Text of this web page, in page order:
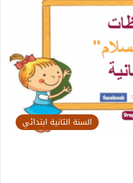
السنة الثانية ابتدائي